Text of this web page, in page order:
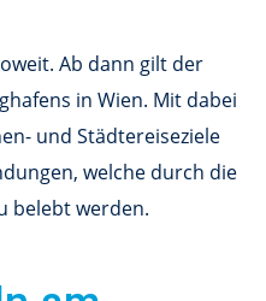
Ab dann gilt der
in Wien. Mit dabei
und Städtereiseziele
welche durch die
belebt werden.